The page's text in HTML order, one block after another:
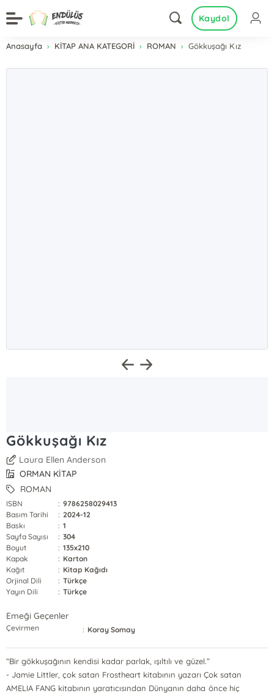
Kaydol
Anasayfa KİTAP ANA KATEGORİ ROMAN Gökkuşağı Kız
Gökkuşağı Kız
Laura Ellen Anderson
ORMAN KİTAP
ROMAN
ISBN : 9786258029413
Basım Tarihi
: 2024-12
Baskı
: 1
Sayfa Sayısı
: 304
Boyut
: 135x210
Kapak
: Karton
Kağıt
: Kitap Kağıdı
Orjinal Dili
: Türkçe
Yayın Dili
: Türkçe
Emeği Geçenler
Çevirmen : Koray Somay
“Bir gökkuşağının kendisi kadar parlak, ışıltılı ve güzel.”
- Jamie Littler, çok satan Frostheart kitabının yazarı Çok satan
AMELIA FANG kitabının yaratıcısından Dünyanın daha önce hiç